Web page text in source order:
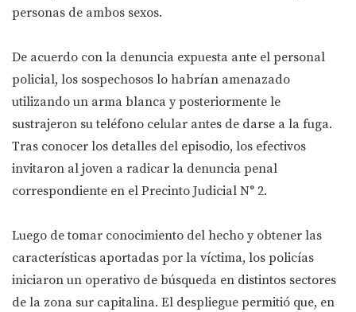
personas de ambos sexos.
De acuerdo con la denuncia expuesta ante el personal
policial, los sospechosos lo habrían amenazado
utilizando un arma blanca y posteriormente le
sustrajeron su teléfono celular antes de darse a la fuga.
Tras conocer los detalles del episodio, los efectivos
invitaron al joven a radicar la denuncia penal
correspondiente en el Precinto Judicial N° 2.
Luego de tomar conocimiento del hecho y obtener las
características aportadas por la víctima, los policías
iniciaron un operativo de búsqueda en distintos sectores
de la zona sur capitalina. El despliegue permitió que, en